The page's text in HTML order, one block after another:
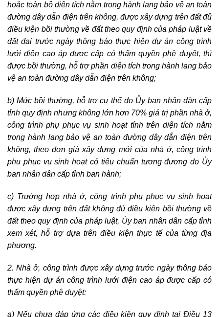
hoặc toàn bộ diện tích nằm trong hành lang bảo vệ an toàn
đường dây dẫn điện trên không, được xây dựng trên đất đủ
điều kiện bồi thường về đất theo quy định của pháp luật về
đất đai trước ngày thông báo thực hiện dự án công trình
lưới điện cao áp được cấp có thẩm quyền phê duyệt, thì
được bồi thường, hỗ trợ phần diện tích trong hành lang bảo
vệ an toàn đường dây dẫn điện trên không;
b) Mức bồi thường, hỗ trợ cụ thể do Ủy ban nhân dân cấp
tỉnh quy định nhưng không lớn hơn 70% giá trị phần nhà ở,
công trình phụ phục vụ sinh hoạt tính trên diện tích nằm
trong hành lang bảo vệ an toàn đường dây dẫn điện trên
không, theo đơn giá xây dựng mới của nhà ở, công trình
phụ phục vụ sinh hoạt có tiêu chuẩn tương đương do Ủy
ban nhân dân cấp tỉnh ban hành;
c) Trường hợp nhà ở, công trình phụ phục vụ sinh hoạt
được xây dựng trên đất không đủ điều kiện bồi thường về
đất theo quy định của pháp luật, Ủy ban nhân dân cấp tỉnh
xem xét, hỗ trợ dựa trên điều kiện thực tế của từng địa
phương.
2. Nhà ở, công trình được xây dựng trước ngày thông báo
thực hiện dự án công trình lưới điện cao áp được cấp có
thẩm quyền phê duyệt:
a) Nếu chưa đáp ứng các điều kiện quy định tại Điều 13